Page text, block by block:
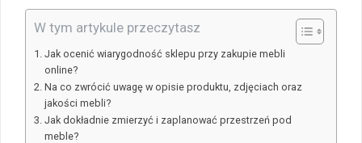
W tym artykule przeczytasz
Jak ocenić wiarygodność sklepu przy zakupie mebli
online?
Na co zwrócić uwagę w opisie produktu, zdjęciach oraz
jakości mebli?
Jak dokładnie zmierzyć i zaplanować przestrzeń pod
meble?